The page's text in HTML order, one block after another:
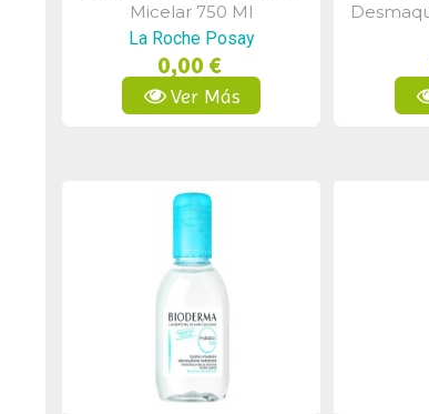
Micelar 750 Ml
La Roche Posay
0,00 €
Ver Más